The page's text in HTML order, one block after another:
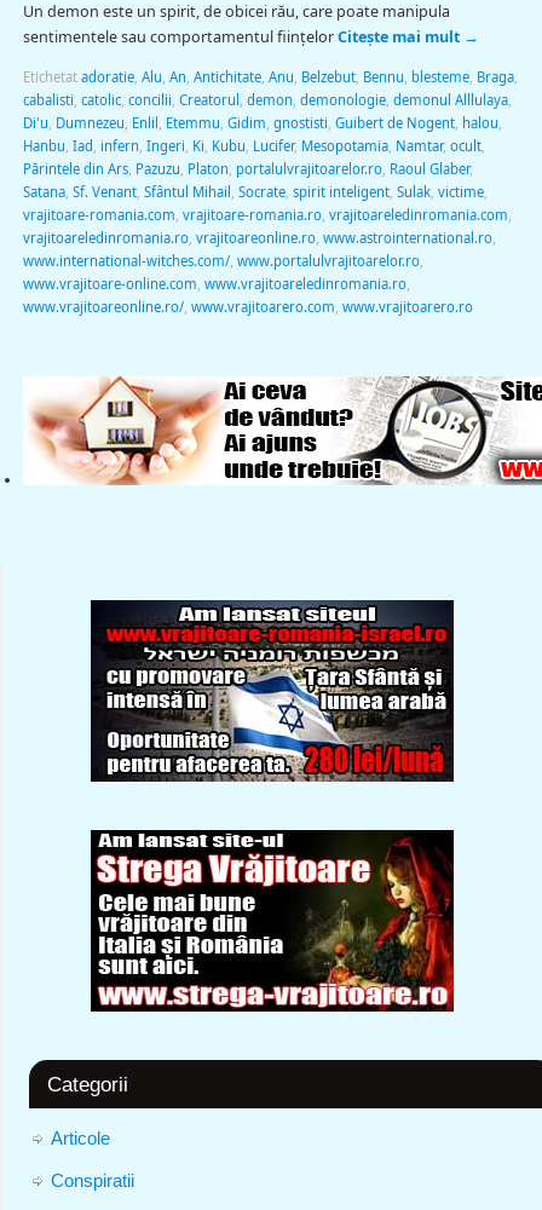
Un demon este un spirit, de obicei rău, care poate manipula
sentimentele sau comportamentul fiinţelorCitește mai mult →
Etichetat adoratie, Alu An Antichitate, Anu Belzebut, Bennu blesteme, Braga,
cabalisti catolic, concilii Creatorul demon demonologie, demonul Alllulaya,
Di'u Dumnezeu Enlil Etemmu Gidim gnostisti Guibert de Nogent, halou
Hanbu Iad infern Ingeri Ki Kubu Lucifer, Mesopotamia, Namtar, ocult,
Părintele din Ars, Pazuzu Platon portalulvrajitoarelor.ro, Raoul Glaber,
Satana, Sf. Venant, Sfântul Mihail Socrate, spirit inteligent, Sulak, victime,
vrajitoare-romania.com vrajitoare-romania.ro, vrajitoareledinromania.com
vrajitoareledinromania.ro, vrajitoareonline.ro, www.astrointernational.ro,
www.international-witches.com/, www.portalulvrajitoarelor.ro,
www.vrajitoare-online.com www.vrajitoareledinromania.ro,
www.vrajitoareonline.ro/, www.vrajitoarero.com www.vrajitoarero.ro
Categorii
Articole
Conspiratii